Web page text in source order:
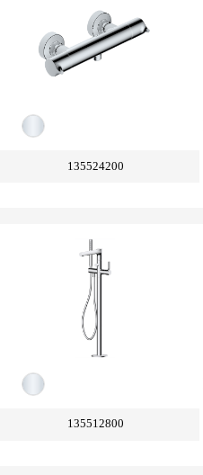
135524200
135512800